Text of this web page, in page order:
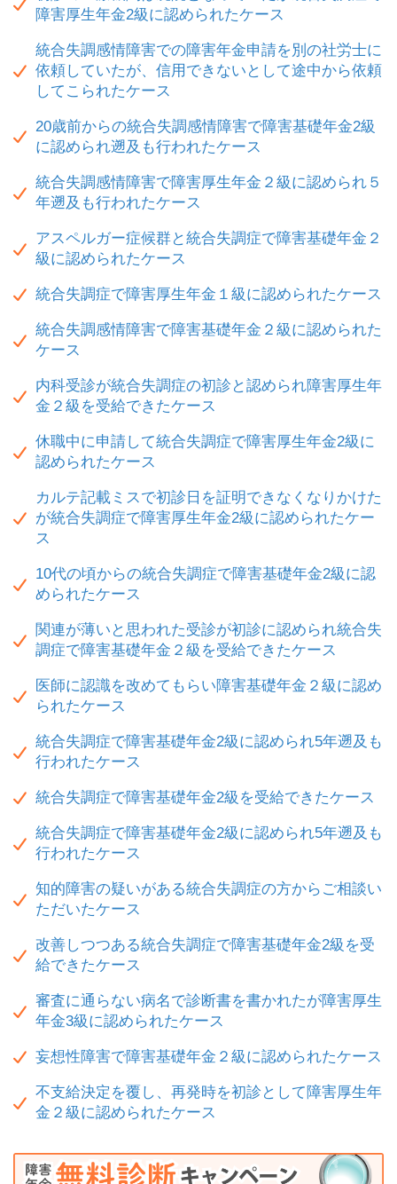
障害厚生年金2級に認められたケース
統合失調感情障害での障害年金申請を別の社労士に
依頼していたが、信用できないとして途中から依頼
してこられたケース
20歳前からの統合失調感情障害で障害基礎年金2級
に認められ遡及も行われたケース
統合失調感情障害で障害厚生年金２級に認められ５
年遡及も行われたケース
アスペルガー症候群と統合失調症で障害基礎年金２
級に認められたケース
統合失調症で障害厚生年金１級に認められたケース
統合失調感情障害で障害基礎年金２級に認められた
ケース
内科受診が統合失調症の初診と認められ障害厚生年
金２級を受給できたケース
休職中に申請して統合失調症で障害厚生年金2級に
認められたケース
カルテ記載ミスで初診日を証明できなくなりかけた
が統合失調症で障害厚生年金2級に認められたケー
ス
10代の頃からの統合失調症で障害基礎年金2級に認
められたケース
関連が薄いと思われた受診が初診に認められ統合失
調症で障害基礎年金２級を受給できたケース
医師に認識を改めてもらい障害基礎年金２級に認め
られたケース
統合失調症で障害基礎年金2級に認められ5年遡及も
行われたケース
統合失調症で障害基礎年金2級を受給できたケース
統合失調症で障害基礎年金2級に認められ5年遡及も
行われたケース
知的障害の疑いがある統合失調症の方からご相談い
ただいたケース
改善しつつある統合失調症で障害基礎年金2級を受
給できたケース
審査に通らない病名で診断書を書かれたが障害厚生
年金3級に認められたケース
妄想性障害で障害基礎年金２級に認められたケース
不支給決定を覆し、再発時を初診として障害厚生年
金２級に認められたケース